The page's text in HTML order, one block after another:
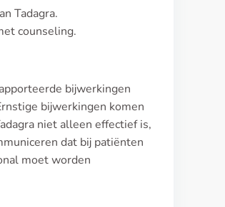
Tadagra.
counseling.
bijwerkingen
bijwerkingen komen
niet alleen effectief is,
dat bij patiënten
moet worden